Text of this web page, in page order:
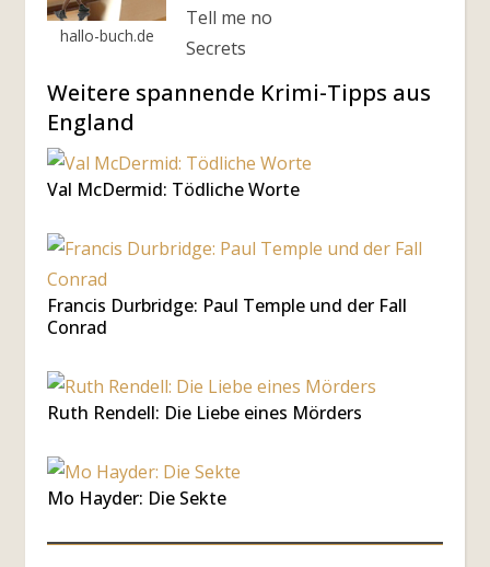
hallo-buch.de
Tell me no
Secrets
Weitere spannende Krimi-Tipps aus
England
Val McDermid: Tödliche Worte
Francis Durbridge: Paul Temple und der Fall
Conrad
Ruth Rendell: Die Liebe eines Mörders
Mo Hayder: Die Sekte